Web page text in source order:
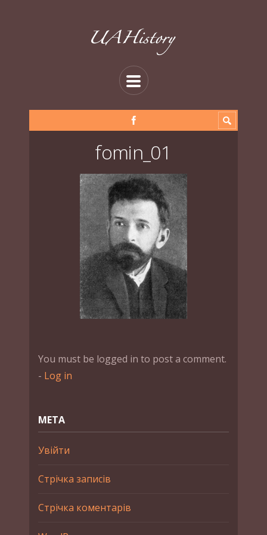
fomin_01
You must be logged in to post a comment.
- Log in
МЕТА
Увійти
Стрічка записів
Стрічка коментарів